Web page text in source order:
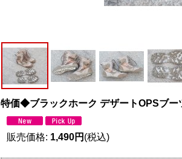
特価◆ブラックホーク デザートOPSブー
販売価格: 1,490円 (税込)